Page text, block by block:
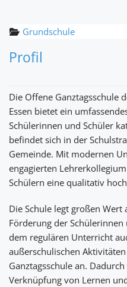
Grundschule
Profil
Die Offene Ganztagsschule
Essen bietet ein
Schülerinnen und Schüler
befindet sich in der
Gemeinde. Mit modernen
engagierten
Schülern eine qualitativ
Die Schule legt großen Wert
Förderung der
dem regulären Unterricht
außerschulischen
Ganztagsschule an.
Verknüpfung von Lernen